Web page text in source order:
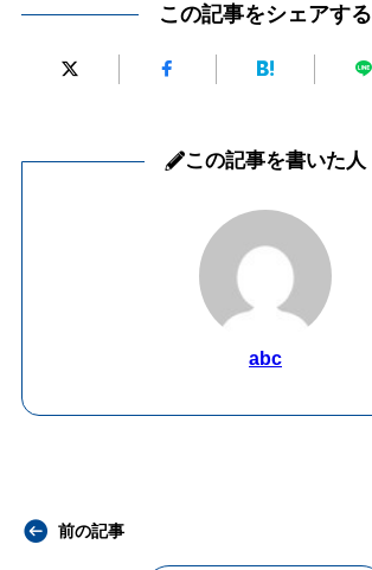
この記事をシェアする
この記事を書いた人
abc
前の記事